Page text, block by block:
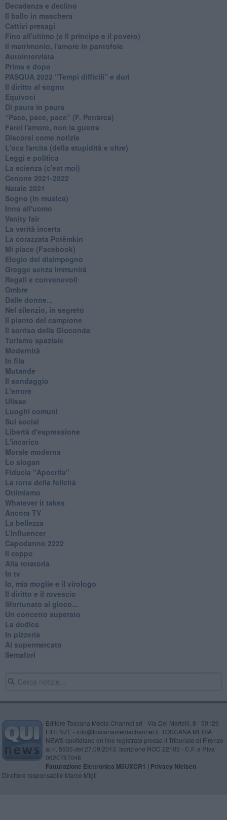
Decadenza e declino
Il ballo in maschera
Cattivi presagi
Fino all'ultimo (e Il principe e il povero)
Il matrimonio, l'amore in pantofole
Autointervista
Prima e dopo
​PASQUA 2022 “Tempi difficili” e duri
Il diritto al sogno
Equivoci
Di paura in paura
​“Pace, pace, pace” (F. Petrarca)
Farei l'amore, non la guerra
Discorsi come notizie
L'oca farcita (della stupidità e oltre)
Leggi e politica
La scienza (c'est moi)
Cenone 2021-2022
Natale 2021
Sogno (in musica)
Inno all'uomo
Vanity fair
La verità incerta
La corazzata Potëmkin
Mi piace (Facebook)
Elogio del disimpegno
Gregge senza immunità
Regali e convenevoli
Ombre
Dalle donne...
Nel silenzio, in segreto
Il pianto del campione
Il sorriso della Gioconda
Turismo spaziale
Modernità
In fila
Mutande
Il sondaggio
L'errore
Ulisse
Luoghi comuni
Sui social
Libertà d'espressione
L'incarico
Morale moderna
Lo slogan
Fiducia "Apocrifa"
La torta della felicità
Ottimismo
Whatever it takes
Ancora TV
La bellezza
L’Influencer
​Capodanno 2222
Il ceppo
Alla rotatoria
In tv
Io, mia moglie e il virologo
Il diritto e il rovescio
Sfortunato al gioco...
Un concetto superato
La dedica
In pizzeria
Al supermercato
Semafori
Editore Toscana Media Channel srl - Via Dei Martelli, 8 - 50129
FIRENZE - info@toscanamediachannel.it. TOSCANA MEDIA
NEWS quotidiano on line registrato presso il Tribunale di Firenze
al n. 5935 del 27.09.2013. Iscrizione ROC 22105 - C.F. e P.Iva
0620787048
Fatturazione Elettronica M5UXCR1 | Privacy Nielsen
Direttore responsabile Marco Migli